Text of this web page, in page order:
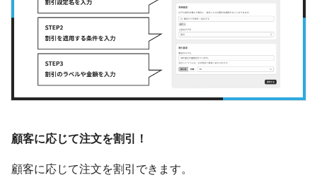
顧客に応じて注文を割引！
顧客に応じて注文を割引できます。